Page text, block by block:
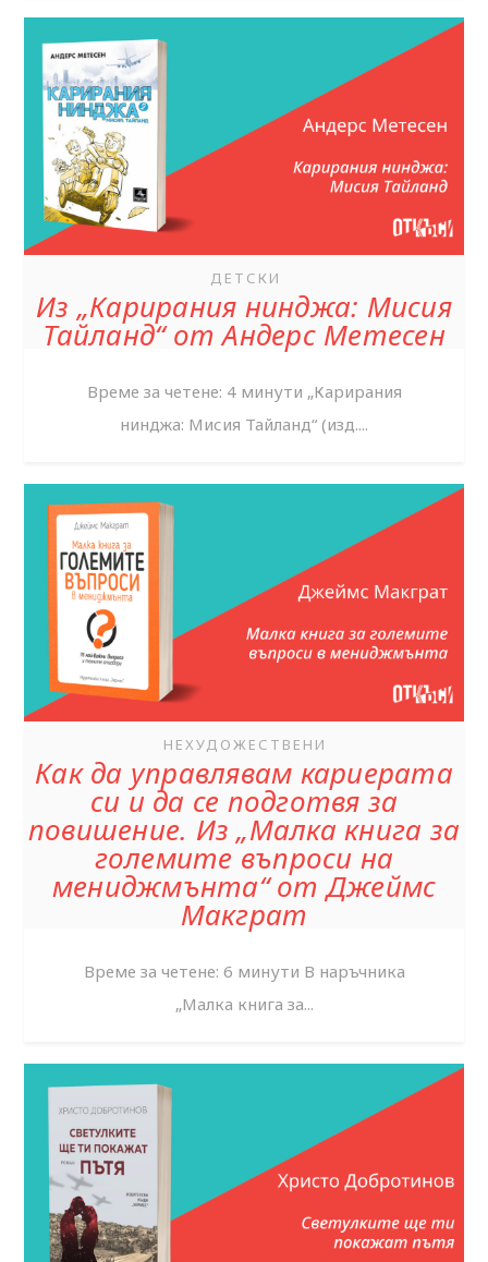
ДЕТСКИ
Из „Карирания нинджа: Мисия
Тайланд“ от Андерс Метесен
Време за четене: 4 минути „Карирания
нинджа: Мисия Тайланд“ (изд....
НЕХУДОЖЕСТВЕНИ
Как да управлявам кариерата
си и да се подготвя за
повишение. Из „Малка книга за
големите въпроси на
мениджмънта“ от Джеймс
Макграт
Време за четене: 6 минути В наръчника
„Малка книга за...